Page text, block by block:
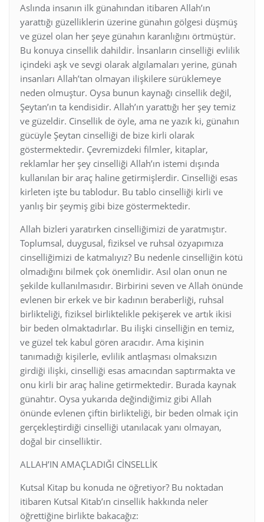
Aslında insanın ilk günahından itibaren Allah’ın
yarattığı güzelliklerin üzerine günahın gölgesi düşmüş
ve güzel olan her şeye günahın karanlığını örtmüştür.
Bu konuya cinsellik dahildir. İnsanların cinselliği evlilik
içindeki aşk ve sevgi olarak algılamaları yerine, günah
insanları Allah’tan olmayan ilişkilere sürüklemeye
neden olmuştur. Oysa bunun kaynağı cinsellik değil,
Şeytan’ın ta kendisidir. Allah’ın yarattığı her şey temiz
ve güzeldir. Cinsellik de öyle, ama ne yazık ki, günahın
gücüyle Şeytan cinselliği de bize kirli olarak
göstermektedir. Çevremizdeki filmler, kitaplar,
reklamlar her şey cinselliği Allah’ın istemi dışında
kullanılan bir araç haline getirmişlerdir. Cinselliği esas
kirleten işte bu tablodur. Bu tablo cinselliği kirli ve
yanlış bir şeymiş gibi bize göstermektedir.
Allah bizleri yaratırken cinselliğimizi de yaratmıştır.
Toplumsal, duygusal, fiziksel ve ruhsal özyapımıza
cinselliğimizi de katmalıyız? Bu nedenle cinselliğin kötü
olmadığını bilmek çok önemlidir. Asıl olan onun ne
şekilde kullanılmasıdır. Birbirini seven ve Allah önünde
evlenen bir erkek ve bir kadının beraberliği, ruhsal
birlikteliği, fiziksel birliktelikle pekişerek ve artık ikisi
bir beden olmaktadırlar. Bu ilişki cinselliğin en temiz,
ve güzel tek kabul gören aracıdır. Ama kişinin
tanımadığı kişilerle, evlilik antlaşması olmaksızın
girdiği ilişki, cinselliği esas amacından saptırmakta ve
onu kirli bir araç haline getirmektedir. Burada kaynak
günahtır. Oysa yukarıda değindiğimiz gibi Allah
önünde evlenen çiftin birlikteliği, bir beden olmak için
gerçekleştirdiği cinselliği utanılacak yanı olmayan,
doğal bir cinselliktir.
ALLAH’IN AMAÇLADIĞI CİNSELLİK
Kutsal Kitap bu konuda ne öğretiyor? Bu noktadan
itibaren Kutsal Kitab’ın cinsellik hakkında neler
öğrettiğine birlikte bakacağız: